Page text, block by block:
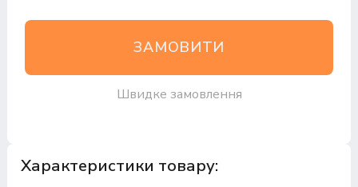
ЗАМОВИТИ
Швидке замовлення
Характеристики товару: